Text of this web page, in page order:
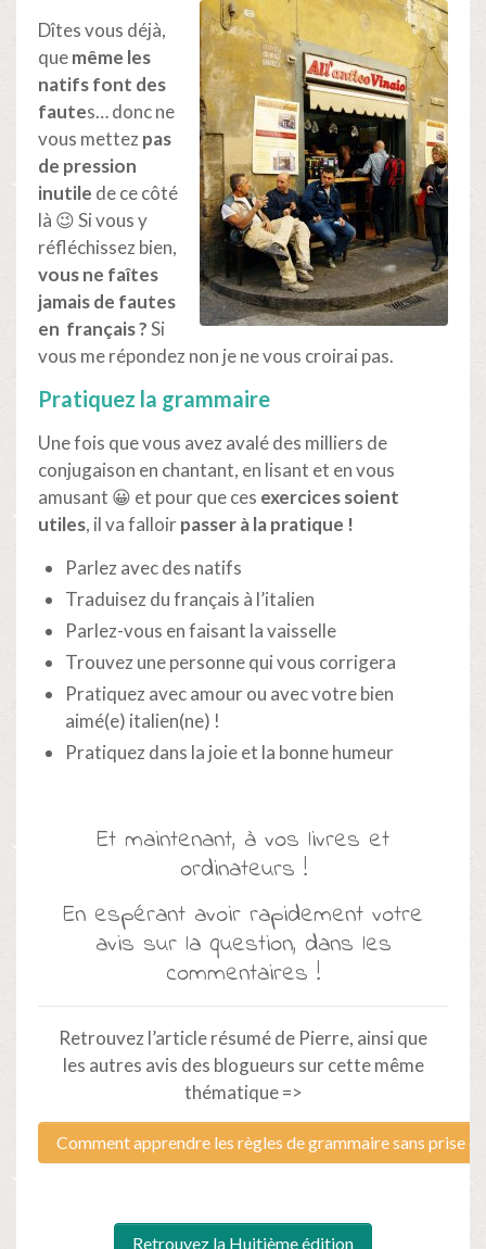
Dîtes vous déjà,
quemême les
natifs font des
fautes… donc ne
vous mettezpas
de pression
inutile de ce côté
là 😉 Si vous y
réfléchissez bien,
vous ne faîtes
jamais de fautes
en français ?Si
vous me répondez non je ne vous croirai pas.
Pratiquez la grammaire
Une fois que vous avez avalé des milliers de
conjugaison en chantant, en lisant et en vous
amusant 😀 et pour que ces exercices soient
utiles, il va falloirpasser à la pratique !
Parlez avec des natifs
Traduisez du français à l’italien
Parlez-vous en faisant la vaisselle
Trouvez une personne qui vous corrigera
Pratiquez avec amour ou avec votre bien
aimé(e) italien(ne) !
Pratiquez dans la joie et la bonne humeur
Et maintenant, à vos livres et
ordinateurs !
En espérant avoir rapidement votre
avis sur la question, dans les
commentaires !
Retrouvez l’article résumé de Pierre, ainsi que
les autres avis des blogueurs sur cette même
thématique =>
Comment apprendre les règles de grammaire sans prise
Retrouvez la Huitième édition